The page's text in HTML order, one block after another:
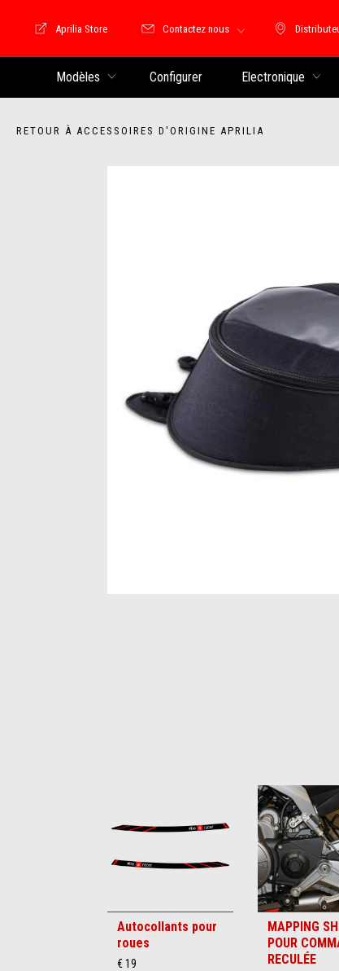
Store Motoguzzi
Aprilia Store Contactez nous
Modèles Configurer Electronique
RETOUR À ACCESSOIRES D'ORIGINE APRILIA
Autocollants pour
roues
€ 19
MAPPING
POUR
RECULÉE